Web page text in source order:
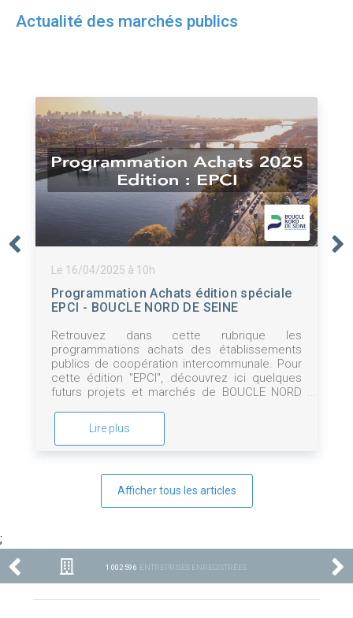
Actualité des marchés publics
Afficher tous les articles
Le 16/04/2025 à 10h
Programmation Achats édition spéciale
EPCI - BOUCLE NORD DE SEINE
Retrouvez dans cette rubrique les
programmations achats des établissements
publics de coopération intercommunale. Pour
cette édition "EPCI", découvrez ici quelques
futurs projets et marchés de BOUCLE NORD
Lire plus
;
1 002 596 ENTREPRISES ENREGISTRÉES